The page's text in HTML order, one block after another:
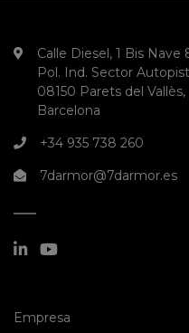
Calle Diesel, 1 Bis Nave
Pol. Ind. Sector
08150 Parets del Vallès,
Barcelona
+34 935 738 260
7darmor@7darmor.es
Empresa